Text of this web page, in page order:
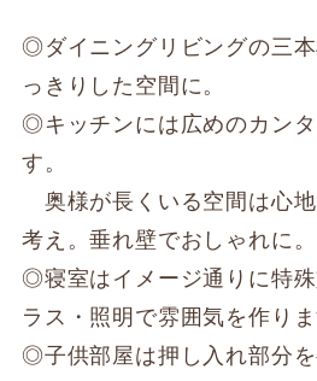
◎ダイニングリビングの三
っきりした空間に。
◎キッチンには広めのカン
す。
奥様が長くいる空間は心
考え。垂れ壁でおしゃれに。
◎寝室はイメージ通りに特
ラス・照明で雰囲気を作りま
◎子供部屋は押し入れ部分を